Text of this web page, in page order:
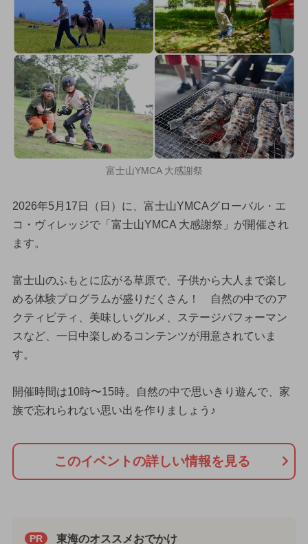
富士山YMCA 大感謝祭
2026年5月17日（日）に、富士山YMCAグローバル・エ
コ・ヴィレッジで「富士山YMCA 大感謝祭」が開催され
ます。
富士山のふもとに広がる草原で、子供から大人まで楽し
める体験プログラムが盛りだくさん！ 自然の中でのア
クティビティ、美味しいグルメ、ステージパフォーマン
スなど、一日中楽しめるコンテンツが用意されていま
す。
開催時間は10時〜15時。自然の中で思いきり遊んで、家
族で忘れられない思い出を作りましょう♪
このイベントの詳しい情報を見る
PR 東海のオススメおでかけ